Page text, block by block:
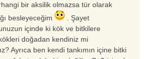
bir aksilik olmazsa tür olarak
besleyeceğim
. Şayet
içinde ki kök ve bitkilere
doğadan kendiniz mi
Ayrıca ben kendi tankımın içine bitki